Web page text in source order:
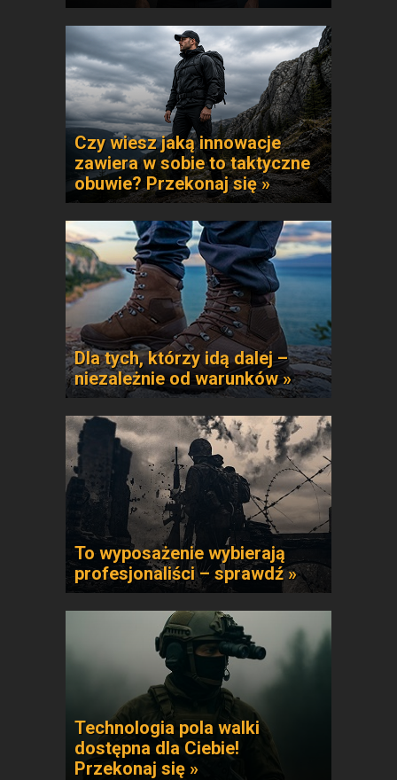
Czy wiesz jaką innowacje
zawiera w sobie to taktyczne
obuwie? Przekonaj się »
Dla tych, którzy idą dalej –
niezależnie od warunków »
To wyposażenie wybierają
profesjonaliści – sprawdź »
Technologia pola walki
dostępna dla Ciebie!
Przekonaj się »